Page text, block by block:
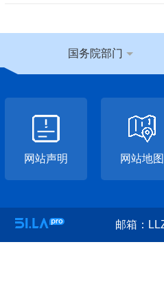
国务院部门
网站声明 网站地图
邮箱：